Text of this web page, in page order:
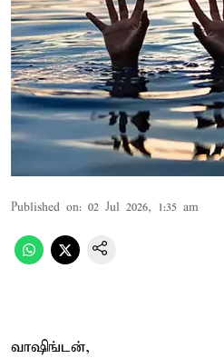
Published on: 02 Jul 2026, 1:35 am
வாஷிங்டன்,